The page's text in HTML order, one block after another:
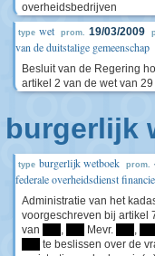
overheidsbedrijven
type wet prom. 19/03/2009
van de duitstalige gemeenschap
Besluit van de Regering
artikel 2 van de wet van
burgerlijk
type burgerlijk wetboek prom.
federale overheidsdienst
Administratie van het
voorgeschreven bij artikel
van
, Mevr. ,
te beslissen over de